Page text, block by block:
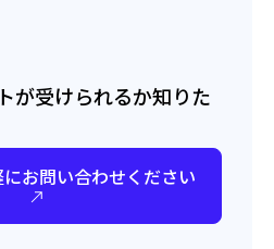
が受けられるか知りた
お問い合わせください